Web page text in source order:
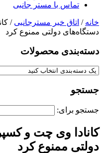
تماس با مستر جانبی
خانه / اتاق خبر مسترجانبی /
دستگاه‌های دولتی ممنوع کرد
دسته‌بندی‌ محصولات
جستجو
جستجو برای:
کانادا وی چت و
دولتی ممنوع کرد